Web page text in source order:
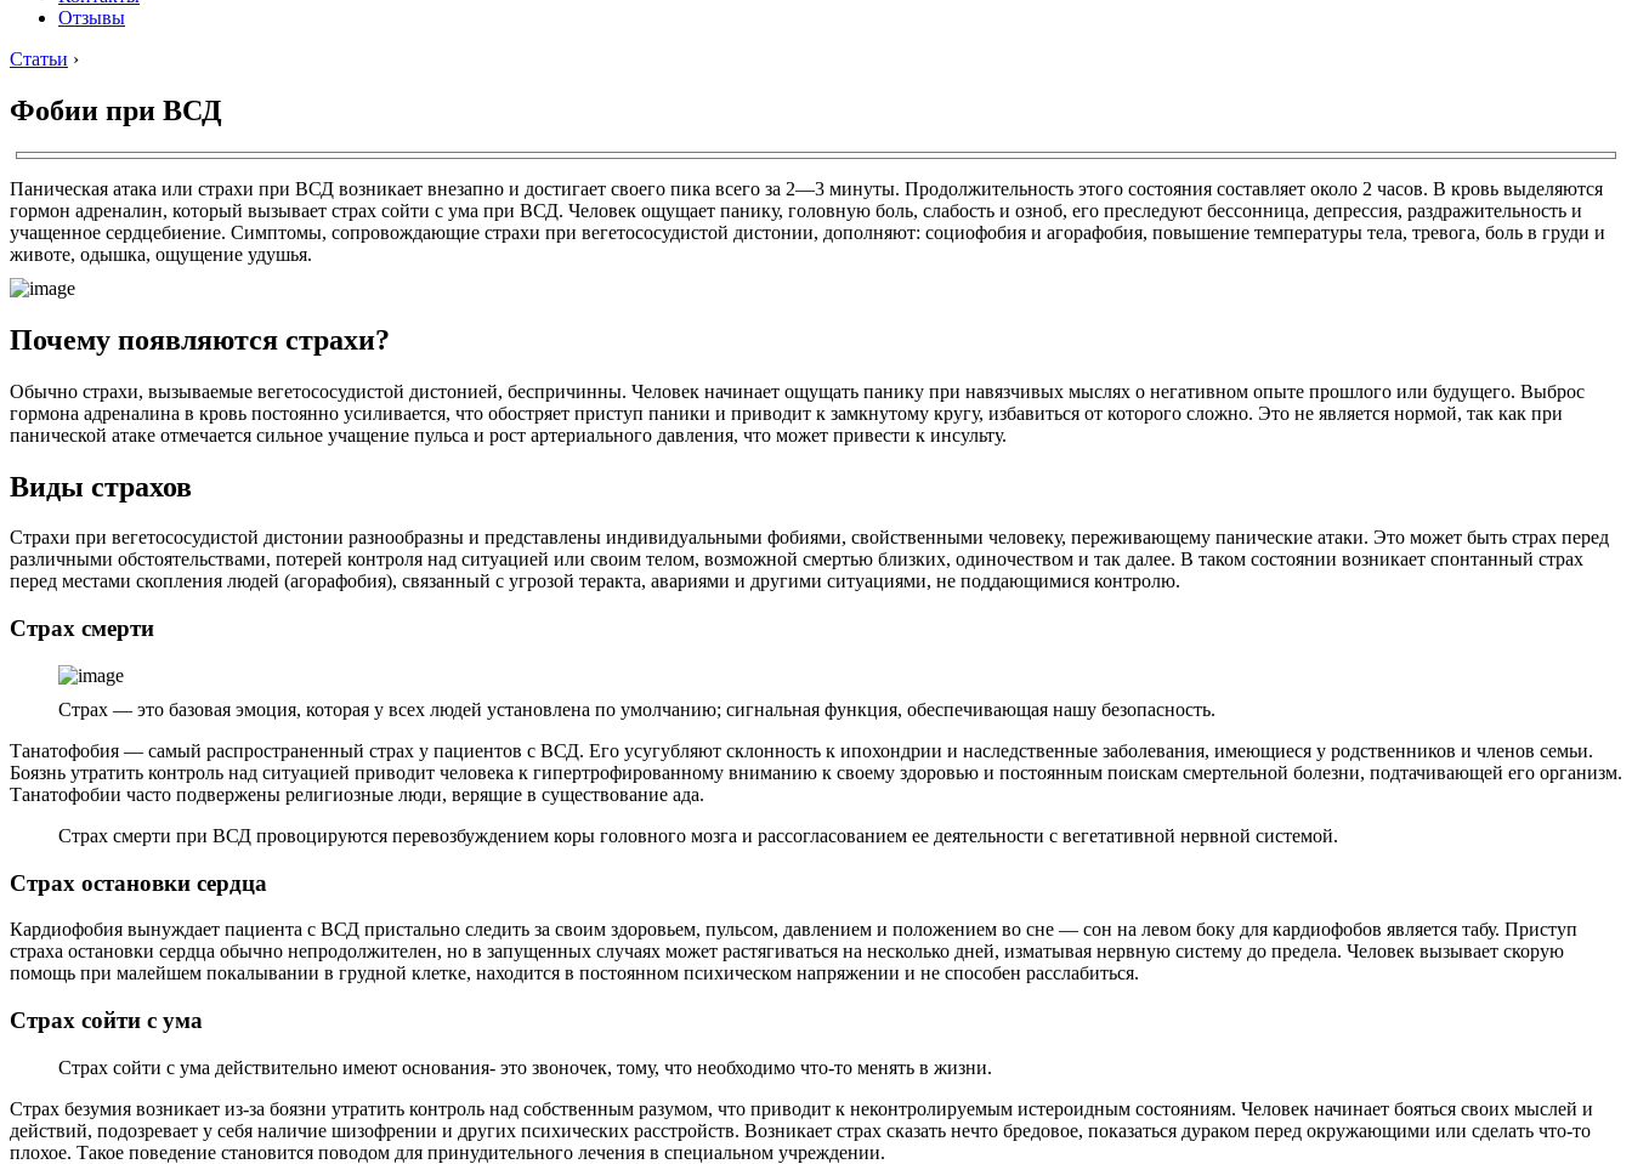
Отзывы
Статьи ›
Фобии при ВСД
Паническая атака или страхи при ВСД возникает внезапно и достигает своего пика всего за 2—3 минуты. Продолжительность этого состояния составляет около 2 часов. В кровь выделяются
гормон адреналин, который вызывает страх сойти с ума при ВСД. Человек ощущает панику, головную боль, слабость и озноб, его преследуют бессонница, депрессия, раздражительность и
учащенное сердцебиение. Симптомы, сопровождающие страхи при вегетососудистой дистонии, дополняют: социофобия и агорафобия, повышение температуры тела, тревога, боль в груди и
животе, одышка, ощущение удушья.
Почему появляются страхи?
Обычно страхи, вызываемые вегетососудистой дистонией, беспричинны. Человек начинает ощущать панику при навязчивых мыслях о негативном опыте прошлого или будущего. Выброс
гормона адреналина в кровь постоянно усиливается, что обостряет приступ паники и приводит к замкнутому кругу, избавиться от которого сложно. Это не является нормой, так как при
панической атаке отмечается сильное учащение пульса и рост артериального давления, что может привести к инсульту.
Виды страхов
Страхи при вегетососудистой дистонии разнообразны и представлены индивидуальными фобиями, свойственными человеку, переживающему панические атаки. Это может быть страх перед
различными обстоятельствами, потерей контроля над ситуацией или своим телом, возможной смертью близких, одиночеством и так далее. В таком состоянии возникает спонтанный страх
перед местами скопления людей (агорафобия), связанный с угрозой теракта, авариями и другими ситуациями, не поддающимися контролю.
Страх смерти
Страх — это базовая эмоция, которая у всех людей установлена по умолчанию; сигнальная функция, обеспечивающая нашу безопасность.
Танатофобия — самый распространенный страх у пациентов с ВСД. Его усугубляют склонность к ипохондрии и наследственные заболевания, имеющиеся у родственников и членов семьи.
Боязнь утратить контроль над ситуацией приводит человека к гипертрофированному вниманию к своему здоровью и постоянным поискам смертельной болезни, подтачивающей его организм.
Танатофобии часто подвержены религиозные люди, верящие в существование ада.
Страх смерти при ВСД провоцируются перевозбуждением коры головного мозга и рассогласованием ее деятельности с вегетативной нервной системой.
Страх остановки сердца
Кардиофобия вынуждает пациента с ВСД пристально следить за своим здоровьем, пульсом, давлением и положением во сне — сон на левом боку для кардиофобов является табу. Приступ
страха остановки сердца обычно непродолжителен, но в запущенных случаях может растягиваться на несколько дней, изматывая нервную систему до предела. Человек вызывает скорую
помощь при малейшем покалывании в грудной клетке, находится в постоянном психическом напряжении и не способен расслабиться.
Страх сойти с ума
Страх сойти с ума действительно имеют основания- это звоночек, тому, что необходимо что-то менять в жизни.
Страх безумия возникает из-за боязни утратить контроль над собственным разумом, что приводит к неконтролируемым истероидным состояниям. Человек начинает бояться своих мыслей и
действий, подозревает у себя наличие шизофрении и других психических расстройств. Возникает страх сказать нечто бредовое, показаться дураком перед окружающими или сделать что-то
плохое. Такое поведение становится поводом для принудительного лечения в специальном учреждении.